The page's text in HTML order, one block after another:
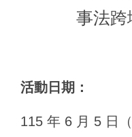
事法跨
活動日期 ：
115 年 6 月 5 日